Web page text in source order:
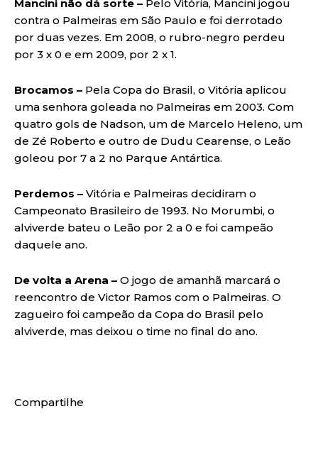
Mancini não dá sorte – Pelo Vitória, Mancini jogou
contra o Palmeiras em São Paulo e foi derrotado
por duas vezes. Em 2008, o rubro-negro perdeu
por 3 x 0 e em 2009, por 2 x 1.
Brocamos – Pela Copa do Brasil, o Vitória aplicou
uma senhora goleada no Palmeiras em 2003. Com
quatro gols de Nadson, um de Marcelo Heleno, um
de Zé Roberto e outro de Dudu Cearense, o Leão
goleou por 7 a 2 no Parque Antártica.
Perdemos – Vitória e Palmeiras decidiram o
Campeonato Brasileiro de 1993. No Morumbi, o
alviverde bateu o Leão por 2 a 0 e foi campeão
daquele ano.
De volta a Arena – O jogo de amanhã marcará o
reencontro de Victor Ramos com o Palmeiras. O
zagueiro foi campeão da Copa do Brasil pelo
alviverde, mas deixou o time no final do ano.
Compartilhe